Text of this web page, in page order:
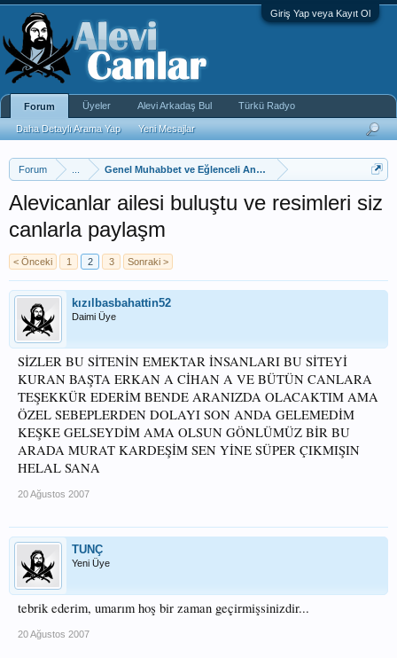
Giriş Yap veya Kayıt Ol
Forum Genel Muhabbet ve Eğlenceli Anketler
Alevicanlar ailesi buluştu ve resimleri siz
canlarla paylaşm
< Önceki 1 2 3 Sonraki >
kızılbasbahattin52
Daimi Üye
SİZLER BU SİTENİN EMEKTAR İNSANLARI BU SİTEYİ
KURAN BAŞTA ERKAN A CİHAN A VE BÜTÜN CANLARA
TEŞEKKÜR EDERİM BENDE ARANIZDA OLACAKTIM AMA
ÖZEL SEBEPLERDEN DOLAYI SON ANDA GELEMEDİM
KEŞKE GELSEYDİM AMA OLSUN GÖNLÜMÜZ BİR BU
ARADA MURAT KARDEŞİM SEN YİNE SÜPER ÇIKMIŞIN
HELAL SANA
20 Ağustos 2007
TUNÇ
Yeni Üye
tebrik ederim, umarım hoş bir zaman geçirmişsinizdir...
20 Ağustos 2007
Forum
Daha Detaylı Arama Yap Yeni Mesajlar
Üyeler Alevi Arkadaş Bul Türkü Radyo